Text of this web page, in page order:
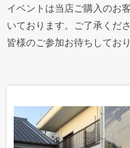
イベントは当店ご購入のお
いております。ご了承くださ
皆様のご参加お待ちしており